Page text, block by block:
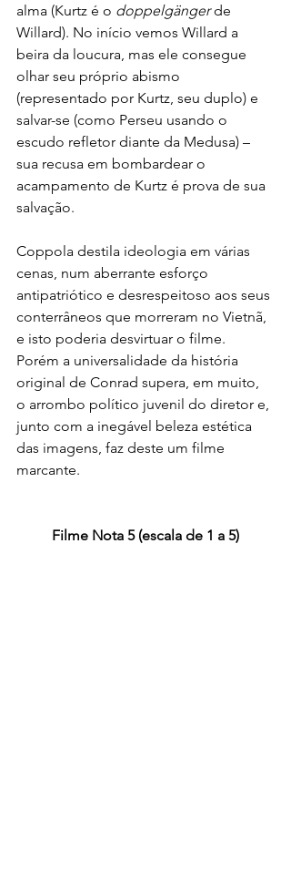
alma (Kurtz é o doppelgänger de
Willard). No início vemos Willard a
beira da loucura, mas ele consegue
olhar seu próprio abismo
(representado por Kurtz, seu duplo) e
salvar-se (como Perseu usando o
escudo refletor diante da Medusa) –
sua recusa em bombardear o
acampamento de Kurtz é prova de sua
salvação.
Coppola destila ideologia em várias
cenas, num aberrante esforço
antipatriótico e desrespeitoso aos seus
conterrâneos que morreram no Vietnã,
e isto poderia desvirtuar o filme.
Porém a universalidade da história
original de Conrad supera, em muito,
o arrombo político juvenil do diretor e,
junto com a inegável beleza estética
das imagens, faz deste um filme
marcante.
Filme Nota 5 (escala de 1 a 5)